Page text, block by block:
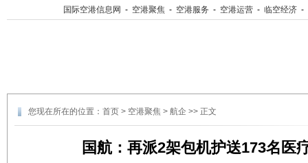
国际空港信息网 - 空港聚焦 - 空港服务 - 空港运营 - 临空经济 -
您现在所在的位置： 首页 > 空港聚焦 > 航企 >> 正文
国航：再派2架包机护送173名医